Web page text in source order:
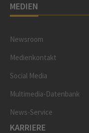
MEDIEN
Newsroom
Medienkontakt
Social Media
Multimedia-Datenbank
News-Service
KARRIERE